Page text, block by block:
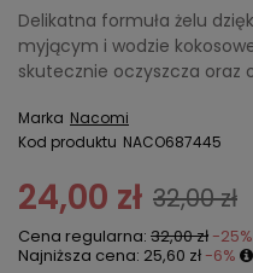
Delikatna formuła żelu
myjącym i wodzie
skutecznie oczyszcza oraz
Marka Nacomi
Kod produktu NACO687445
24,00 zł 32,00 zł
Cena regularna: 32,00 zł -25%
Najniższa cena: 25,60 zł -6%